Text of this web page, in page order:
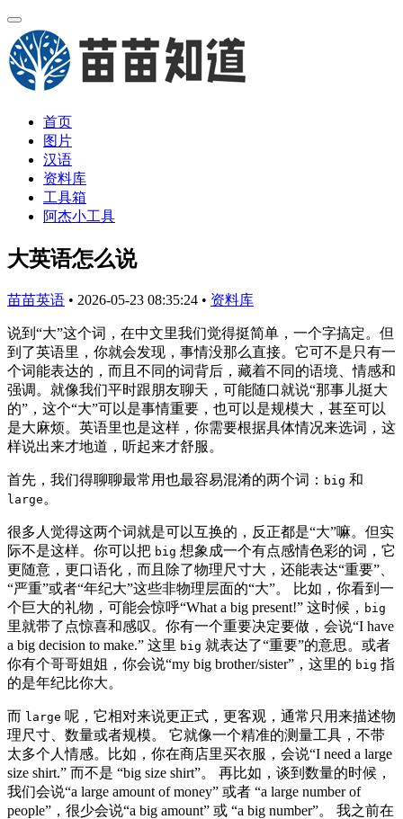
首页
图片
汉语
资料库
工具箱
阿杰小工具
大英语怎么说
苗苗英语 • 2026-05-23 08:35:24 • 资料库
说到“大”这个词，在中文里我们觉得挺简单，一个字搞定。但
到了英语里，你就会发现，事情没那么直接。它可不是只有一
个词能表达的，而且不同的词背后，藏着不同的语境、情感和
强调。就像我们平时跟朋友聊天，可能随口就说“那事儿挺大
的”，这个“大”可以是事情重要，也可以是规模大，甚至可以
是大麻烦。英语里也是这样，你需要根据具体情况来选词，这
样说出来才地道，听起来才舒服。
首先，我们得聊聊最常用也最容易混淆的两个词： big 和
large 。
很多人觉得这两个词就是可以互换的，反正都是“大”嘛。但实
际不是这样。你可以把 big 想象成一个有点感情色彩的词，它
更随意，更口语化，而且除了物理尺寸大，还能表达“重要”、
“严重”或者“年纪大”这些非物理层面的“大”。 比如，你看到一
个巨大的礼物，可能会惊呼“What a big present!” 这时候， big
里就带了点惊喜和感叹。你有一个重要决定要做，会说“I have
a big decision to make.” 这里 big 就表达了“重要”的意思。或者
你有个哥哥姐姐，你会说“my big brother/sister”，这里的 big 指
的是年纪比你大。
而 large 呢，它相对来说更正式，更客观，通常只用来描述物
理尺寸、数量或者规模。 它就像一个精准的测量工具，不带
太多个人情感。比如，你在商店里买衣服，会说“I need a large
size shirt.” 而不是 “big size shirt”。 再比如，谈到数量的时候，
我们会说“a large amount of money” 或者 “a large number of
people”，很少会说“a big amount” 或 “a big number”。 我之前在